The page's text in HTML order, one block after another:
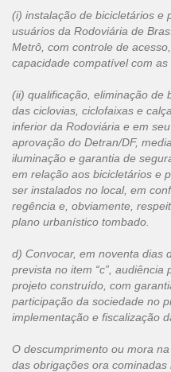
(i) instalação de bicicletários e
usuários da Rodoviária de
Metrô, com controle de
capacidade compatível com
(ii) qualificação, eliminação de
das ciclovias, ciclofaixas e
inferior da Rodoviária e em
aprovação do Detran/DF,
iluminação e garantia de
em relação aos bicicletários e
ser instalados no local, em
regência e, obviamente,
plano urbanístico tombado.
d) Convocar, em noventa dias
prevista no item “c”,
projeto construído, com
participação da sociedade no
implementação e fiscalização
O descumprimento ou mora
das obrigações ora